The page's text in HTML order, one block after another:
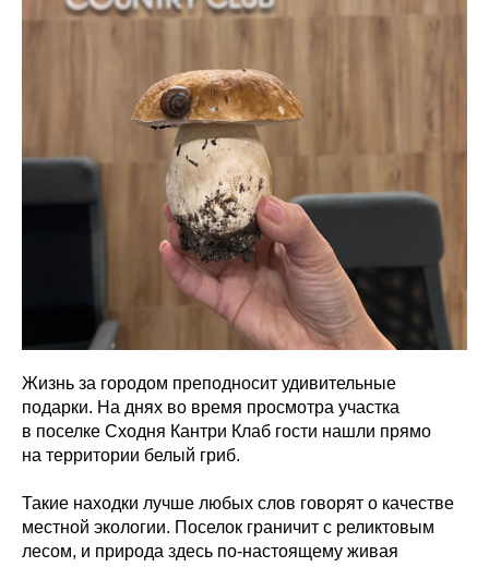
Жизнь за городом преподносит удивительные
подарки. На днях во время просмотра участка
в поселке Сходня Кантри Клаб гости нашли прямо
на территории белый гриб.
Такие находки лучше любых слов говорят о качестве
местной экологии. Поселок граничит с реликтовым
лесом, и природа здесь по-настоящему живая